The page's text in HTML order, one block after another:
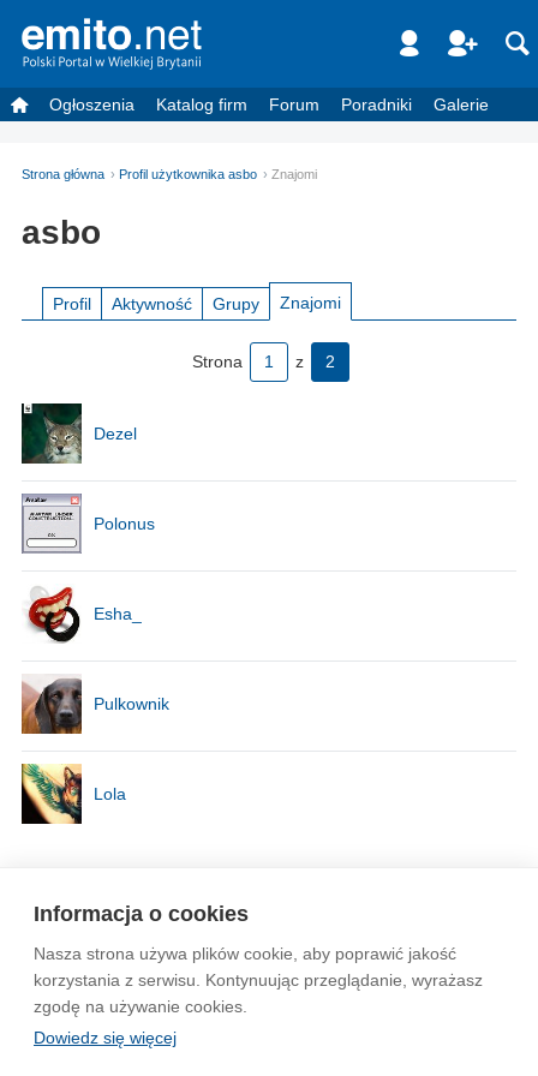
Informacja o cookies
Nasza strona używa plików cookie, aby poprawić jakość
korzystania z serwisu. Kontynuując przeglądanie, wyrażasz
zgodę na używanie cookies.
Dowiedz się więcej
Ogłoszenia Katalog firm Forum Poradniki Galerie
Strona główna Profil użytkownika asbo Znajomi
asbo
Profil Aktywność Grupy Znajomi
Strona 1 z 2
Dezel
Polonus
Esha_
Pulkownik
Lola
Wytyczne dla społeczności Regulamin Prywatność
Reklama Kontakt